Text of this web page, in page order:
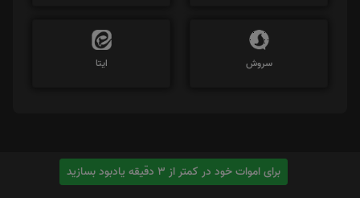
سروش ایتا
برای اموات خود در کمتر از 3 دقیقه یادبود بسازید